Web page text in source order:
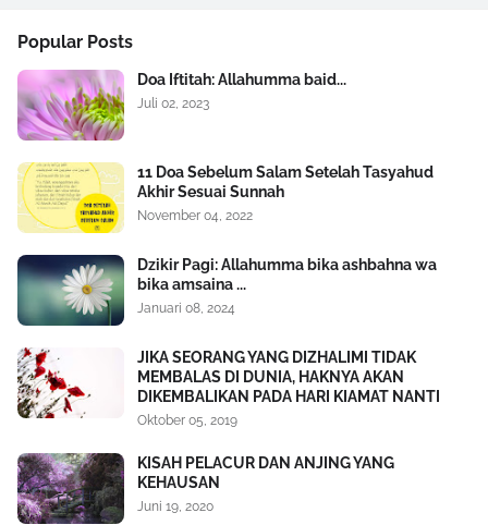
Popular Posts
Doa Iftitah: Allahumma baid...
Juli 02, 2023
11 Doa Sebelum Salam Setelah Tasyahud
Akhir Sesuai Sunnah
November 04, 2022
Dzikir Pagi: Allahumma bika ashbahna wa
bika amsaina ...
Januari 08, 2024
JIKA SEORANG YANG DIZHALIMI TIDAK
MEMBALAS DI DUNIA, HAKNYA AKAN
DIKEMBALIKAN PADA HARI KIAMAT NANTI
Oktober 05, 2019
KISAH PELACUR DAN ANJING YANG
KEHAUSAN
Juni 19, 2020